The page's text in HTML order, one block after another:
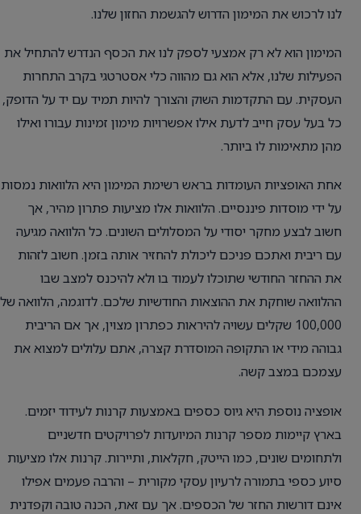
לנו לרכוש את המימון הדרוש להגשמת החזון שלנו.
המימון הוא לא רק אמצעי לספק לנו את הכסף הנדרש להתחיל את
הפעילות שלנו, אלא הוא גם מהווה כלי אסטרטגי בקרב התחרות
העסקית. עם התקדמות השוק והצורך להיות תמיד עם יד על הדופק,
כל בעל עסק חייב לדעת אילו אפשרויות מימון זמינות עבורו ואילו
מהן מתאימות לו ביותר.
אחת האופציות העומדות בראש רשימת המימון היא הלוואות נמסות
על ידי מוסדות פיננסיים. הלוואות אלו מציעות פתרון מהיר, אך
חשוב לבצע מחקר יסודי על המסלולים השונים. כל הלוואה מגיעה
עם ריבית ואתכם פניכם ליכולת להחזיר אותה בזמן. חשוב לזהות
את ההחזר החודשי שתוכלו לעמוד בו ולא להיכנס למצב שבו
ההלוואה שוחקת את ההוצאות החודשיות שלכם. לדוגמה, הלוואה של
100,000 שקלים עשויה להיראות כפתרון מצוין, אך אם הריבית
גבוהה מידי או התקופה המוסדרת קצרה, אתם עלולים למצוא את
עצמכם במצב קשה.
אופציה נוספת היא גיוס כספים באמצעות קרנות לעידוד יזמים.
בארץ קיימות מספר קרנות המיועדות לפרויקטים חדשניים
ולתחומים שונים, כמו הייטק, חקלאות, ותיירות. קרנות אלו מציעות
סיוע כספי בתמורה לרעיון עסקי מקורית – והרבה פעמים אפילו
אינם דורשות החזר של הכספים. אך עם זאת, הכנה טובה וקפדנית